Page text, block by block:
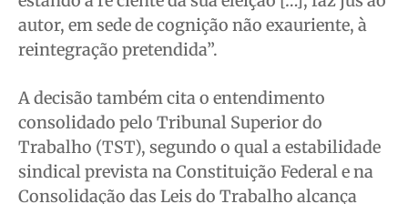
autor, em sede de cognição não exauriente, à
reintegração pretendida”.
A decisão também cita o entendimento
consolidado pelo Tribunal Superior do
Trabalho (TST), segundo o qual a estabilidade
sindical prevista na Constituição Federal e na
Consolidação das Leis do Trabalho alcança